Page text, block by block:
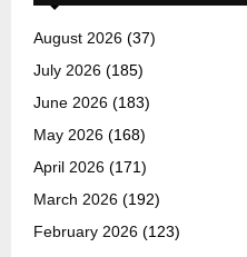
August 2026 (37)
July 2026 (185)
June 2026 (183)
May 2026 (168)
April 2026 (171)
March 2026 (192)
February 2026 (123)